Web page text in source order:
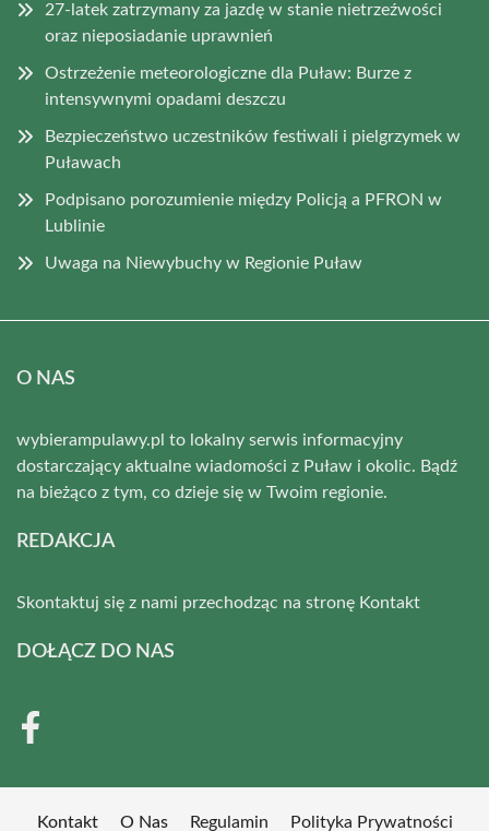
27-latek zatrzymany za jazdę w stanie nietrzeźwości
oraz nieposiadanie uprawnień
Ostrzeżenie meteorologiczne dla Puław: Burze z
intensywnymi opadami deszczu
Bezpieczeństwo uczestników festiwali i pielgrzymek w
Puławach
Podpisano porozumienie między Policją a PFRON w
Lublinie
Uwaga na Niewybuchy w Regionie Puław
O NAS
wybierampulawy.pl to lokalny serwis informacyjny
dostarczający aktualne wiadomości z Puław i okolic. Bądź
na bieżąco z tym, co dzieje się w Twoim regionie.
REDAKCJA
Skontaktuj się z nami przechodząc na stronę Kontakt
DOŁĄCZ DO NAS
Kontakt O Nas Regulamin Polityka Prywatności